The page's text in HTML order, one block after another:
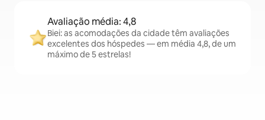
Avaliação média: 4,8
Biei: as acomodações da cidade têm avaliações
excelentes dos hóspedes — em média 4,8, de um
máximo de 5 estrelas!